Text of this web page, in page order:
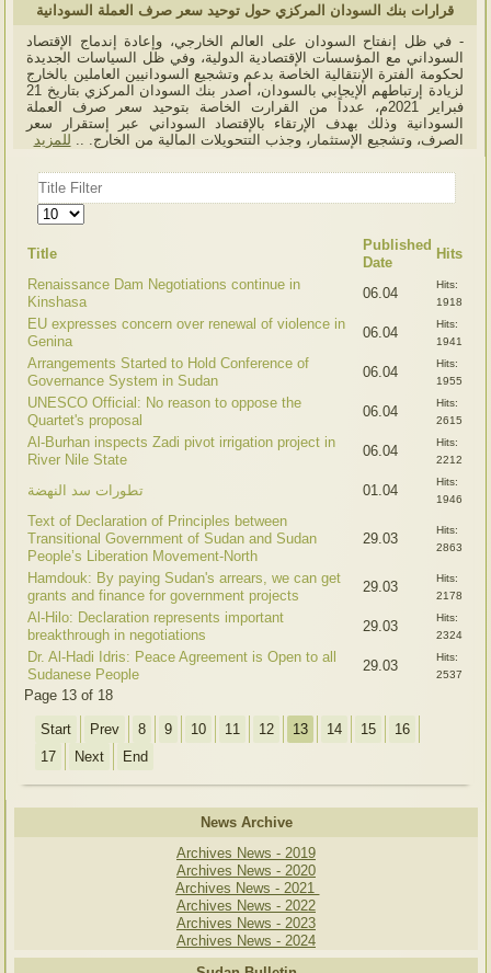
قرارات بنك السودان المركزي حول توحيد سعر صرف العملة السودانية
- في ظل إنفتاح السودان على العالم الخارجي، وإعادة إندماج الإقتصاد
السوداني مع المؤسسات الإقتصادية الدولية، وفي ظل السياسات الجديدة
لحكومة الفترة الإنتقالية الخاصة بدعم وتشجيع السودانيين العاملين بالخارج
لزيادة إرتباطهم الإيجابي بالسودان، أصدر بنك السودان المركزي بتاريخ 21
فبراير 2021م، عدداً من القرارت الخاصة بتوحيد سعر صرف العملة
السودانية وذلك بهدف الإرتقاء بالإقتصاد السوداني عبر إستقرار سعر
الصرف، وتشجيع الإستثمار، وجذب التتحويلات المالية من الخارج. .. للمزيد
Title
Filter
Display
#
Title
Published
Date
Hits
Renaissance Dam Negotiations continue in
Kinshasa
06.04
Hits:
1918
EU expresses concern over renewal of violence in
Genina
06.04
Hits:
1941
Arrangements Started to Hold Conference of
Governance System in Sudan
06.04
Hits:
1955
UNESCO Official: No reason to oppose the
Quartet's proposal
06.04
Hits:
2615
Al-Burhan inspects Zadi pivot irrigation project in
River Nile State
06.04
Hits:
2212
تطورات سد النهضة 01.04
Hits:
1946
Text of Declaration of Principles between
Transitional Government of Sudan and Sudan
People’s Liberation Movement-North
29.03
Hits:
2863
Hamdouk: By paying Sudan's arrears, we can get
grants and finance for government projects
29.03
Hits:
2178
Al-Hilo: Declaration represents important
breakthrough in negotiations
29.03
Hits:
2324
Dr. Al-Hadi Idris: Peace Agreement is Open to all
Sudanese People
29.03
Hits:
2537
Page 13 of 18
Start Prev 8 9 10 11 12 13 14 15
16
17
Next End
News Archive
Archives News - 2019
Archives News - 2020
Archives News - 2021
Archives News - 2022
Archives News - 2023
Archives News - 2024